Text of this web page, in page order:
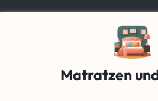
Matratzen